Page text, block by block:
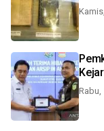
Rabu,